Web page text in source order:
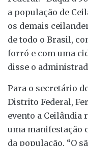
a população de
os demais
de todo o Brasil,
forró e com uma
disse o
Para o secretário
Distrito Federal,
evento a Ceilândia
uma manifestação
da população. “O